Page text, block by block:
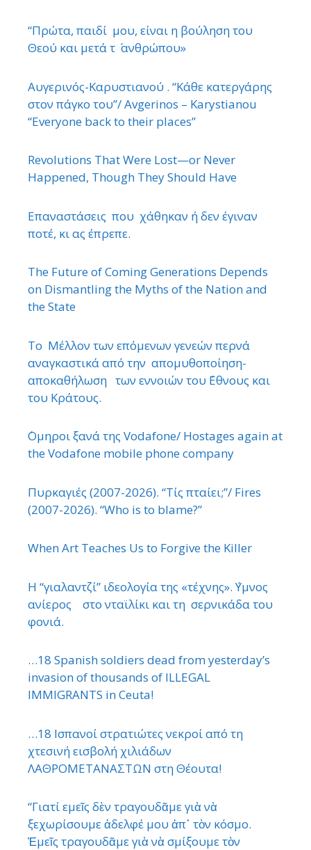
“Πρώτα, παιδί μου, είναι η βούληση του
Θεού και μετά τ ΄ ανθρώπου»
Αυγερινός-Καρυστιανού . “Κάθε κατεργάρης
στον πάγκο του”/ Avgerinos – Karystianou
“Εveryone back to their places”
Revolutions That Were Lost—or Never
Happened, Though They Should Have
Επαναστάσεις που χάθηκαν ή δεν έγιναν
ποτέ, κι ας έπρεπε.
The Future of Coming Generations Depends
on Dismantling the Myths of the Nation and
the State
Το Μέλλον των επόμενων γενεών περνά
αναγκαστικά από την απομυθοποίηση-
αποκαθήλωση των εννοιών του ΄Εθνους και
του Κράτους.
΄Ομηροι ξανά της Vodafone/ Hostages again at
the Vodafone mobile phone company
Πυρκαγιές (2007-2026). “Τίς πταίει;”/ Fires
(2007-2026). “Who is to blame?”
When Art Teaches Us to Forgive the Killer
Η “γιαλαντζί” ιδεολογία της «τέχνης». ΄Υμνος
ανίερος στο νταϊλίκι και τη σερνικάδα του
φονιά.
…18 Spanish soldiers dead from yesterday’s
invasion of thousands of ILLEGAL
IMMIGRANTS in Ceuta!
…18 Ισπανοί στρατιώτες νεκροί από τη
χτεσινή εισβολή χιλιάδων
ΛΑΘΡΟΜΕΤΑΝΑΣΤΩΝ στη Θέουτα!
“Γιατί εμεῖς δὲν τραγουδᾶμε γιὰ νὰ
ξεχωρίσουμε ἀδελφέ μου ἀπ᾿ τὸν κόσμο.
Ἐμεῖς τραγουδᾶμε γιὰ νὰ σμίξουμε τὸν